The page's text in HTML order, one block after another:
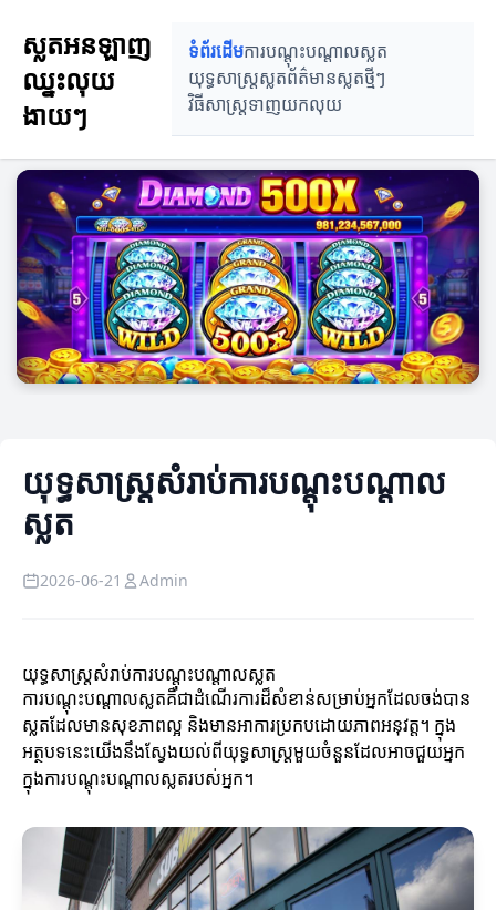
ស្លតអនឡាញ
ឈ្នះលុយ
ងាយៗ
ទំព័រដើមការបណ្តុះបណ្តាលស្លត
យុទ្ធសាស្ត្រស្លតព័ត៌មានស្លតថ្មីៗ
វិធីសាស្ត្រទាញយកលុយ
យុទ្ធសាស្ត្រសំរាប់ការបណ្តុះបណ្តាល
ស្លត
2026-06-21 Admin
យុទ្ធសាស្ត្រសំរាប់ការបណ្តុះបណ្តាលស្លត
ការបណ្តុះបណ្តាលស្លតគឺជាដំណើរការដ៏សំខាន់សម្រាប់អ្នកដែលចង់បាន
ស្លតដែលមានសុខភាពល្អ និងមានអាការប្រកបដោយភាពអនុវត្ត។ ក្នុង
អត្ថបទនេះយើងនឹងស្វែងយល់ពីយុទ្ធសាស្ត្រមួយចំនួនដែលអាចជួយអ្នក
ក្នុងការបណ្តុះបណ្តាលស្លតរបស់អ្នក។